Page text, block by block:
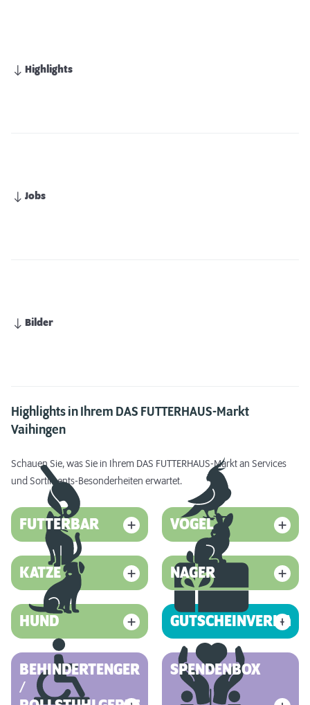
Highlights
Jobs
Bilder
Highlights in Ihrem DAS FUTTERHAUS-Markt
Vaihingen
Schauen Sie, was Sie in Ihrem DAS FUTTERHAUS-Markt an Services
und Sortiments-Besonderheiten erwartet.
FUTTERBAR VOGEL
KATZE NAGER
HUND GUTSCHEINVERKAUF
BEHINDERTENGERECHT
/
SPENDENBOX